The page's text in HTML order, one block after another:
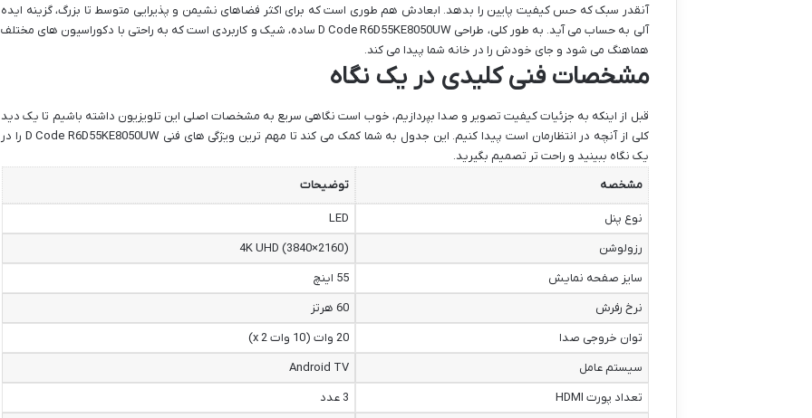
آنقدر سبک که حس کیفیت پایین را بدهد. ابعادش هم طوری است که برای اکثر فضاهای نشیمن و پذیرایی متوسط تا بزرگ، گزینه ایده
آلی به حساب می آید. به طور کلی، طراحی D Code R6D55KE8050UW ساده، شیک و کاربردی است که به راحتی با دکوراسیون های مختلف
هماهنگ می شود و جای خودش را در خانه شما پیدا می کند.
مشخصات فنی کلیدی در یک نگاه
قبل از اینکه به جزئیات کیفیت تصویر و صدا بپردازیم، خوب است نگاهی سریع به مشخصات اصلی این تلویزیون داشته باشیم تا یک دید
کلی از آنچه در انتظارمان است پیدا کنیم. این جدول به شما کمک می کند تا مهم ترین ویژگی های فنی D Code R6D55KE8050UW را در
یک نگاه ببینید و راحت تر تصمیم بگیرید.
مشخصه
توضیحات
نوع پنل
LED
رزولوشن
4K UHD (3840×2160)
سایز صفحه نمایش
55 اینچ
نرخ رفرش
60 هرتز
توان خروجی صدا
20 وات (10 وات x 2)
سیستم عامل
Android TV
تعداد پورت HDMI
3 عدد